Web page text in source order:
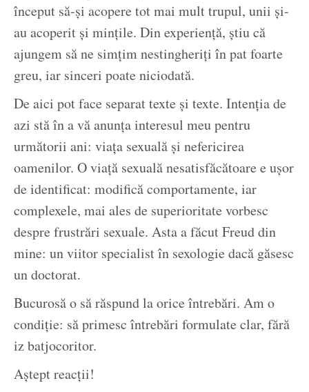
început să-și acopere tot mai mult trupul, unii și-
au acoperit și mințile. Din experiență, știu că
ajungem să ne simțim nestingheriți în pat foarte
greu, iar sinceri poate niciodată.
De aici pot face separat texte și texte. Intenția de
azi stă în a vă anunța interesul meu pentru
următorii ani: viața sexuală și nefericirea
oamenilor. O viață sexuală nesatisfăcătoare e ușor
de identificat: modifică comportamente, iar
complexele, mai ales de superioritate vorbesc
despre frustrări sexuale. Asta a făcut Freud din
mine: un viitor specialist în sexologie dacă găsesc
un doctorat.
Bucurosă o să răspund la orice întrebări. Am o
condiție: să primesc întrebări formulate clar, fără
iz batjocoritor.
Aștept reacții!